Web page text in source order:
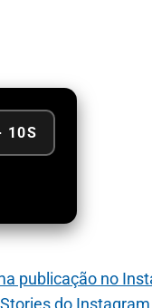
10S
publicação no
do Instagram